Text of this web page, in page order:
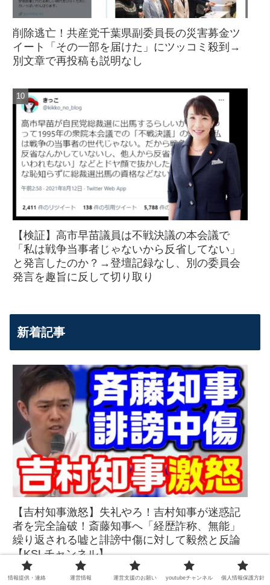
削除逃亡！共産党千葉県副委員長の災害募金ツ
イート「その一部を届けた」にツッコミ殺到→
別文章で再投稿も説明なし
【検証】高市早苗議員は不戦決議の本会議で
「私は戦争当事者じゃないから反省してない」
と発言したのか？→登壇記録なし、別の委員会
発言を趣旨に反して切り取り
新着記事
【吉村知事激怒】失礼やろ！吉村知事が迷惑記
者を完全論破！斎藤知事へ「経歴詐称、無能」
繰り返される嘘と誹謗中傷に対して毅然と反論
【KSLチャンネル】
情報提供・連絡 運営情報 運営支援のお願い youtubeチャンネル 個人情報保護方針